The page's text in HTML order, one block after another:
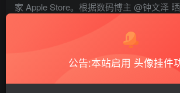
家 Apple Store。根据数码博主 @钟文泽
主表示，由于现场人数太多，已经停止排
公告:本站启用 头像挂件